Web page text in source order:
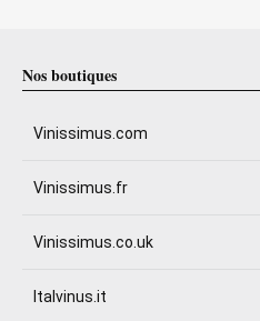
Nos boutiques
Vinissimus.com
Vinissimus.fr
Vinissimus.co.uk
Italvinus.it